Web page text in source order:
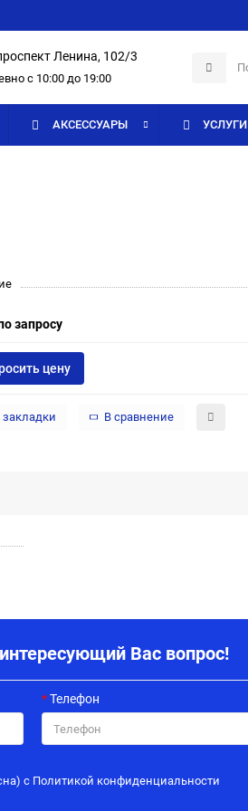
Ленина, 102/3
с 10:00 до 19:00
АКСЕССУАРЫ УСЛУГИ
запросу
цену
закладки В сравнение
Вас вопрос!
Телефон
с Политикой конфиденциальности